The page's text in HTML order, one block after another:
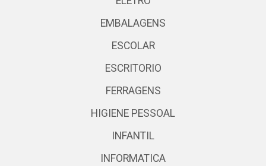
EMBALAGENS
ESCOLAR
ESCRITORIO
FERRAGENS
HIGIENE PESSOAL
INFANTIL
INFORMATICA